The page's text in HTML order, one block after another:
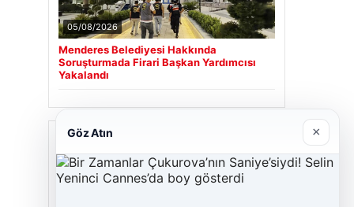
05/08/2026
Menderes Belediyesi Hakkında
Soruşturmada Firari Başkan Yardımcısı
Yakalandı
Son Eklenen Firmalar
Cengiz Sigorta
Göz Atın ×